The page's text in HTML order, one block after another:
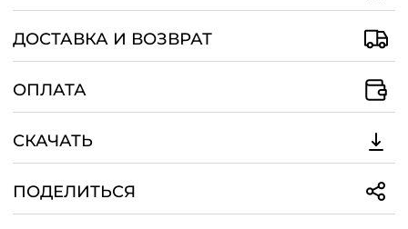
ДОСТАВКА И ВОЗВРАТ
ОПЛАТА
СКАЧАТЬ
ПОДЕЛИТЬСЯ